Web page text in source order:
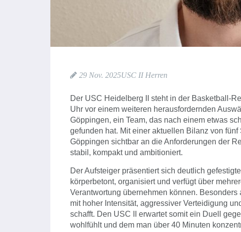
29 Nov. 2025USC II Herren
Der USC Heidelberg II steht in der Basketball-
Uhr vor einem weiteren herausfordernden
Göppingen, ein Team, das nach einem etwas
gefunden hat. Mit einer aktuellen Bilanz von
Göppingen sichtbar an die Anforderungen der
stabil, kompakt und ambitioniert.
Der Aufsteiger präsentiert sich deutlich
körperbetont, organisiert und verfügt über
Verantwortung übernehmen können.
mit hoher Intensität, aggressiver Verteidigung
schafft. Den USC II erwartet somit ein Duell
wohlfühlt und dem man über 40 Minuten